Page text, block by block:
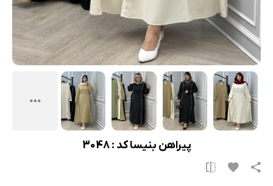
پیراهن بنیسا کد : 3048